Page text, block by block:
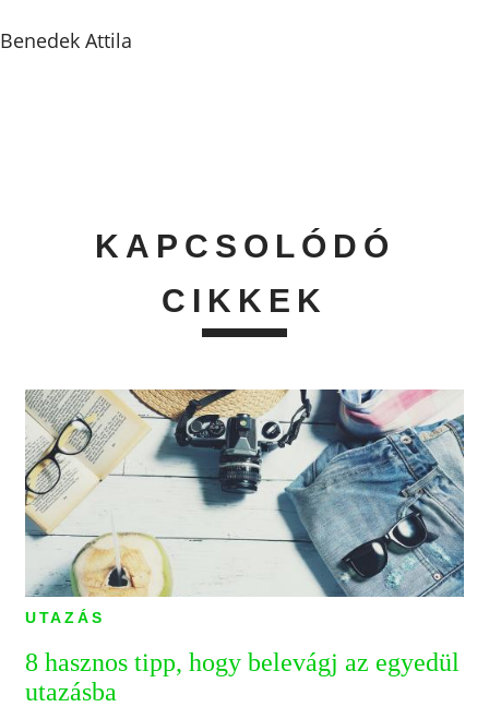
Benedek Attila
KAPCSOLÓDÓ
CIKKEK
UTAZÁS
8 hasznos tipp, hogy belevágj az egyedül
utazásba